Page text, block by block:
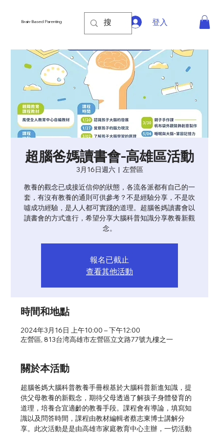
Brain-Based Parenting 登入
超腦爸媽讀書會-高雄區活動
3月16日週六
  |
左營區
教養的觀念已成接近信仰的狀態，各流各派都有自己的一
套，有沒有教養的通則可供參考？不是經驗分享，不是吹
噓成功經驗，是人人都可實踐的道理。超腦爸媽讀書會以
讀書會的方式進行，希望分享大腦科普知識分享教養新觀
念。
報名已截止
查看其他活動
時間和地點
2024年3月16日 上午10:00 – 下午12:00
左營區, 813台湾高雄市左營區立文路77號九樓之一
關於本活動
超腦爸媽大腦科普教養手冊根基於大腦科普新進知識，提
供父母教養的新觀念，期待父母透過了解孩子身體發育的
道理，培養合宜適齡的教養手段。課程會有導論，填寫知
識以及問答時間，課程由教材編輯者蔡志東博士講解分
享。此次活動是是由高雄市家庭教育中心主辦，一切活動